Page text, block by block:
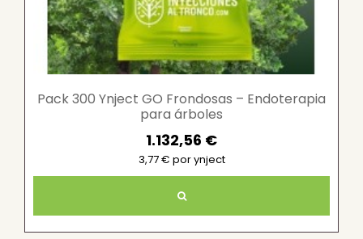
Pack 300 Ynject GO Frondosas – Endoterapia
para árboles
1.132,56 €
3,77 € por ynject